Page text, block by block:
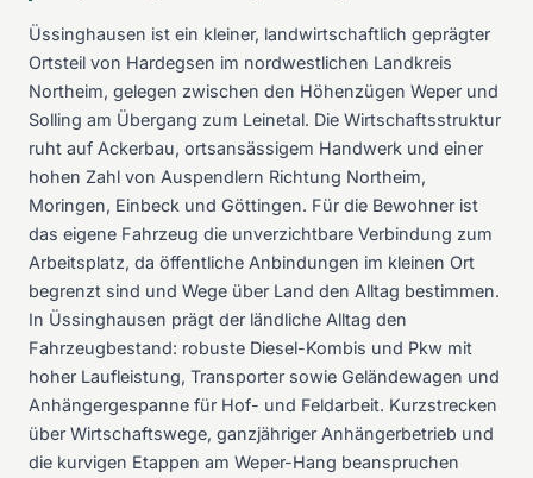
Üssinghausen ist ein kleiner, landwirtschaftlich geprägter
Ortsteil von Hardegsen im nordwestlichen Landkreis
Northeim, gelegen zwischen den Höhenzügen Weper und
Solling am Übergang zum Leinetal. Die Wirtschaftsstruktur
ruht auf Ackerbau, ortsansässigem Handwerk und einer
hohen Zahl von Auspendlern Richtung Northeim,
Moringen, Einbeck und Göttingen. Für die Bewohner ist
das eigene Fahrzeug die unverzichtbare Verbindung zum
Arbeitsplatz, da öffentliche Anbindungen im kleinen Ort
begrenzt sind und Wege über Land den Alltag bestimmen.
In Üssinghausen prägt der ländliche Alltag den
Fahrzeugbestand: robuste Diesel-Kombis und Pkw mit
hoher Laufleistung, Transporter sowie Geländewagen und
Anhängergespanne für Hof- und Feldarbeit. Kurzstrecken
über Wirtschaftswege, ganzjähriger Anhängerbetrieb und
die kurvigen Etappen am Weper-Hang beanspruchen